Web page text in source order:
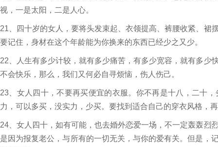
视，一是太阳，二是人心。
21、四十岁的女人，要将头发束起、衣领提高、裤腰收紧、裙
要记住，身材在这个年龄能为你换来的东西已经少之又少。
22、人生有多少计较，就有多少痛苦，有多少宽容，就有多少
不会快乐，那么，我们又何必自寻烦恼，伤人伤己。
23、女人四十，不要再买便宜的衣服。你不再是十八，二十
力，可以多买，没实力，少买。要找到适合自己的穿衣风格，
24、女人四十，如有可能，也去婚外恋爱一场，不一定轰轰烈
是因为报复老公，与所有的一切无关，与你的爱有关。但是，